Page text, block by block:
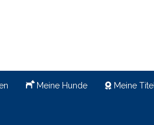
Meine Hunde Meine Titel